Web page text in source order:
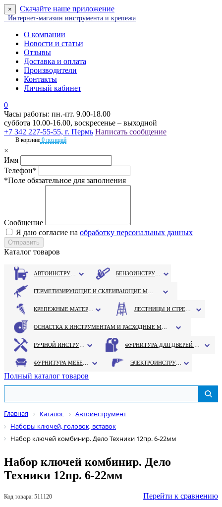
× Скачайте наше приложение
Интернет-магазин инструмента и крепежа
О компании
Новости и статьи
Отзывы
Доставка и оплата
Производители
Контакты
Личный кабинет
0
Часы работы: пн.-пт. 9.00-18.00
суббота 10.00-16.00, воскресенье – выходной
+7 342 227-55-55, г. Пермь Написать сообщение
В корзине 0 позиций
×
Имя
Телефон*
*Поле обязательное для заполнения
Сообщение
Я даю согласие на обработку персональных данных
Каталог товаров
Полный каталог товаров
Главная Каталог
Автоинструмент
Наборы ключей, головок, вставок
Набор ключей комбинир. Дело Техники 12пр. 6-22мм
Набор ключей комбинир. Дело
Техники 12пр. 6-22мм
Код товара: 511120 Перейти к сравнению